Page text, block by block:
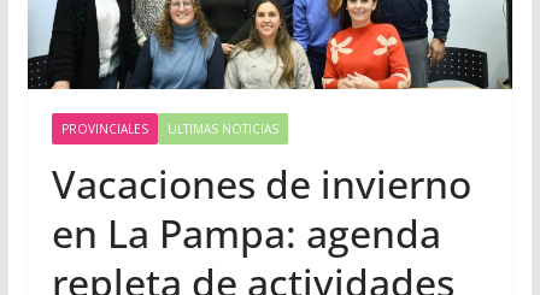
PROVINCIALES ULTIMAS NOTICIAS
Vacaciones de invierno
en La Pampa: agenda
repleta de actividades